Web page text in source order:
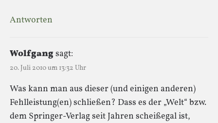
Antworten
Wolfgangsagt:
20. Juli 2010 um 13:32 Uhr
Was kann man aus dieser (und einigen anderen)
Fehlleistung(en) schließen? Dass es der „Welt“ bzw.
dem Springer-Verlag seit Jahren scheißegal ist,